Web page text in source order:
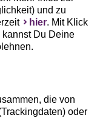
und zu
hier. Mit Klick
kannst Du Deine
die von
oder